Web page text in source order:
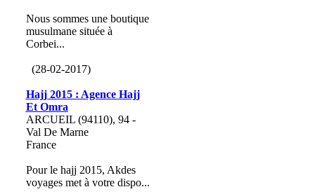
Nous sommes une boutique
musulmane située à
Corbei...
(28-02-2017)
Hajj 2015 : Agence Hajj
Et Omra
ARCUEIL (94110), 94 -
Val De Marne
France
Pour le hajj 2015, Akdes
voyages met à votre dispo...